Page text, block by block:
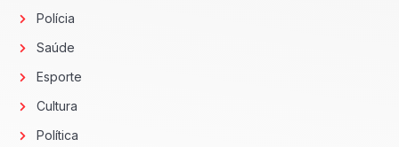
Polícia
Saúde
Esporte
Cultura
Política